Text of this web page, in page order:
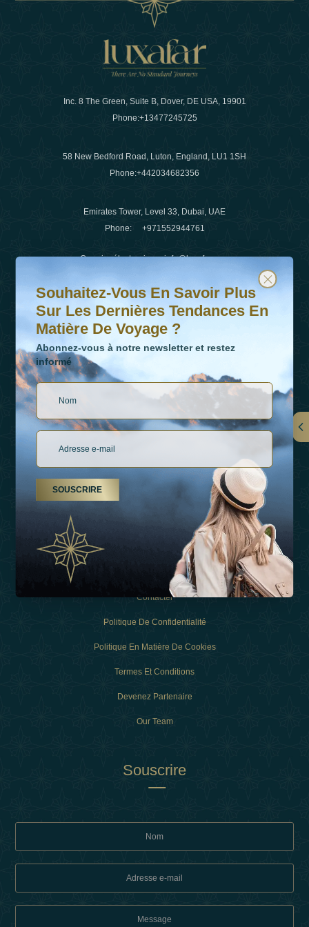
Inc. 8 The Green, Suite B, Dover, DE USA, 19901
Phone:+13477245725
58 New Bedford Road, Luton, England, LU1 1SH
Phone:+442034682356
Emirates Tower, Level 33, Dubai, UAE
Phone: +971552944761
Courrier électronique:info@luxafar.com
WhatsApp N°
+442034682356
+971552944761
LIENS
À Propos De Nous
Types De Vacances
Contacter
Politique De Confidentialité
Politique En Matière De Cookies
Termes Et Conditions
Devenez Partenaire
Our Team
Souscrire
Souhaitez-vous en savoir plus sur les dernières
Abonnez-vous à notre newsletter et restez informé
Souhaitez-Vous En Savoir Plus
Sur Les Dernières Tendances En
Matière De Voyage ?
Abonnez-vous à notre newsletter et restez
informé
SOUSCRIRE